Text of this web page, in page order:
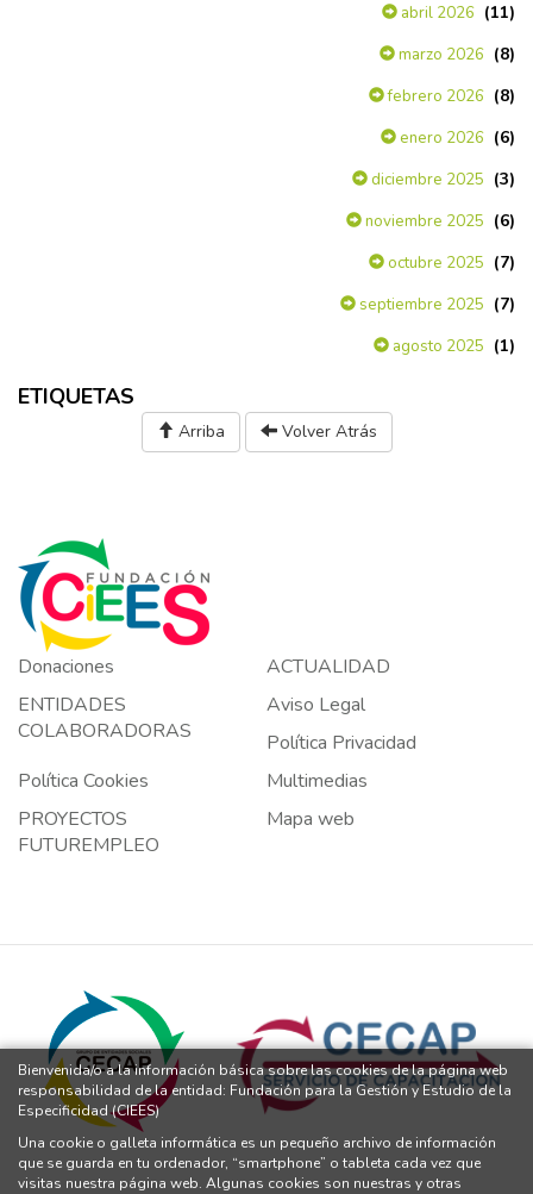
abril 2026 (11)
marzo 2026 (8)
febrero 2026 (8)
enero 2026 (6)
diciembre 2025 (3)
noviembre 2025 (6)
octubre 2025 (7)
septiembre 2025 (7)
agosto 2025 (1)
ETIQUETAS
Arriba Volver Atrás
Donaciones
ACTUALIDAD
ENTIDADES
COLABORADORAS
Aviso Legal
Política Privacidad
Política Cookies
Multimedias
PROYECTOS
FUTUREMPLEO
Mapa web
Bienvenida/o a la información básica sobre las cookies de la página web
responsabilidad de la entidad: Fundación para la Gestión y Estudio de la
Especificidad (CIEES)
Una cookie o galleta informática es un pequeño archivo de información
que se guarda en tu ordenador, “smartphone” o tableta cada vez que
visitas nuestra página web. Algunas cookies son nuestras y otras